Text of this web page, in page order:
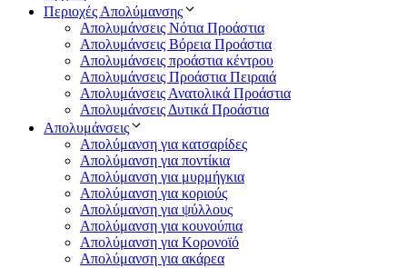
Περιοχές Απολύμανσης
Απολυμάνσεις Νότια Προάστια
Απολυμάνσεις Βόρεια Προάστια
Απολυμάνσεις προάστια κέντρου
Απολυμάνσεις Προάστια Πειραιά
Απολυμάνσεις Ανατολικά Προάστια
Απολυμάνσεις Δυτικά Προάστια
Απολυμάνσεις
Απολύμανση για κατσαρίδες
Απολύμανση για ποντίκια
Απολύμανση για μυρμήγκια
Απολύμανση για κοριούς
Απολύμανση για ψύλλους
Απολύμανση για κουνούπια
Απολύμανση για Κορονοϊό
Απολύμανση για ακάρεα